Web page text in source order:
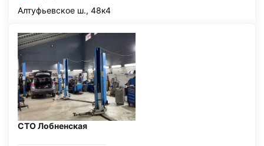
Алтуфьевское ш., 48к4
СТО Лобненская